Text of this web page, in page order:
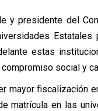
y presidente del
estas
social y
mayor fiscalización
matrícula en las